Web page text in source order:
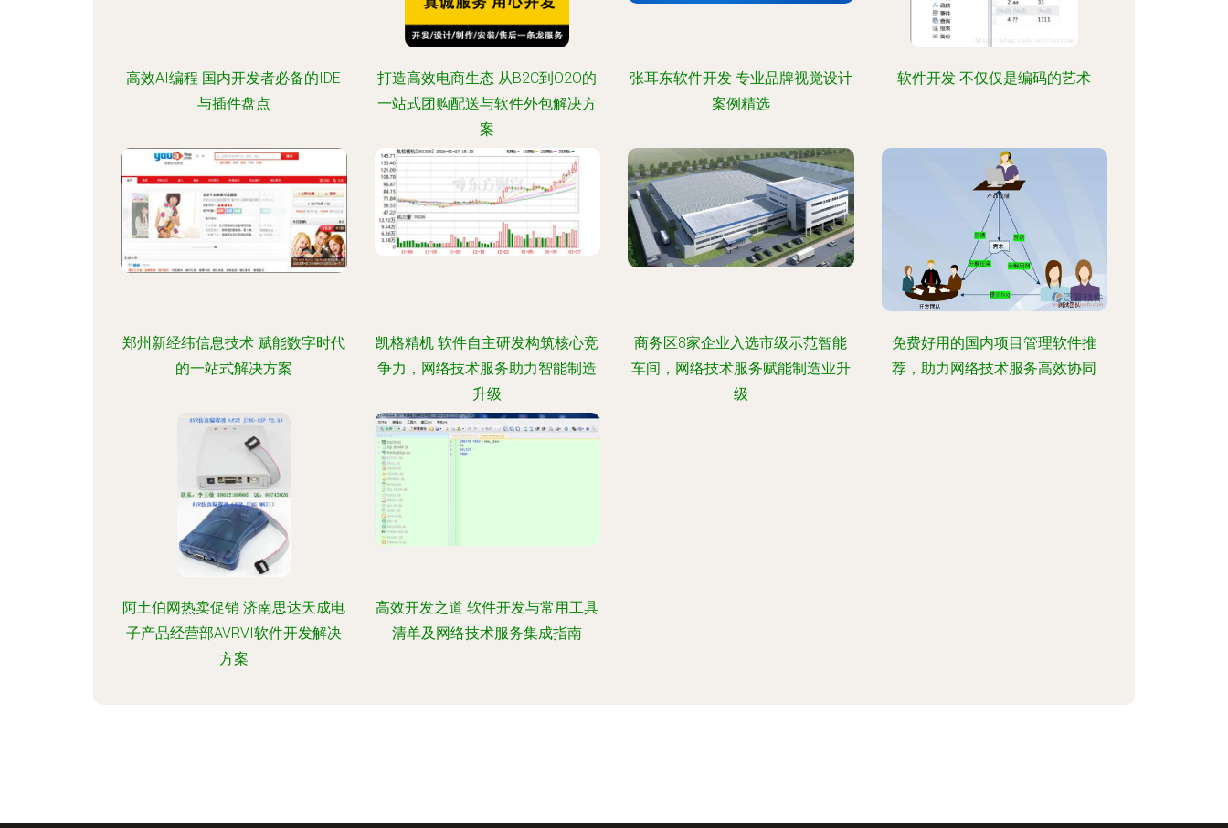
高效AI编程 国内开发者必备的IDE
与插件盘点
打造高效电商生态 从B2C到O2O的
一站式团购配送与软件外包解决方
案
张耳东软件开发 专业品牌视觉设计
案例精选
软件开发 不仅仅是编码的艺术
郑州新经纬信息技术 赋能数字时代
的一站式解决方案
凯格精机 软件自主研发构筑核心竞
争力，网络技术服务助力智能制造
升级
商务区8家企业入选市级示范智能
车间，网络技术服务赋能制造业升
级
免费好用的国内项目管理软件推
荐，助力网络技术服务高效协同
阿土伯网热卖促销 济南思达天成电
子产品经营部AVRVI软件开发解决
方案
高效开发之道 软件开发与常用工具
清单及网络技术服务集成指南